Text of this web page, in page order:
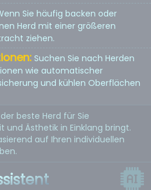
Sie häufig backen oder
Herd mit einer größeren
ziehen.
Suchen Sie nach Herden
wie automatischer
und kühlen Oberflächen
beste Herd für Sie
und Ästhetik in Einklang bringt.
auf Ihren individuellen